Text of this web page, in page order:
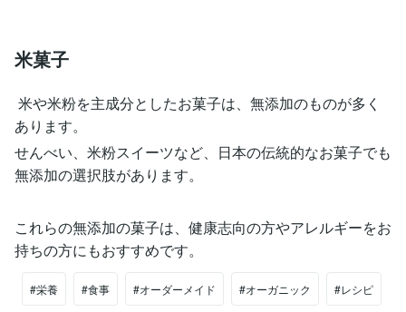
米菓子
米や米粉を主成分としたお菓子は、無添加のものが多く
あります。
せんべい、米粉スイーツなど、日本の伝統的なお菓子でも
無添加の選択肢があります。
これらの無添加の菓子は、健康志向の方やアレルギーをお
持ちの方にもおすすめです。
#栄養 #食事 #オーダーメイド #オーガニック #レシピ